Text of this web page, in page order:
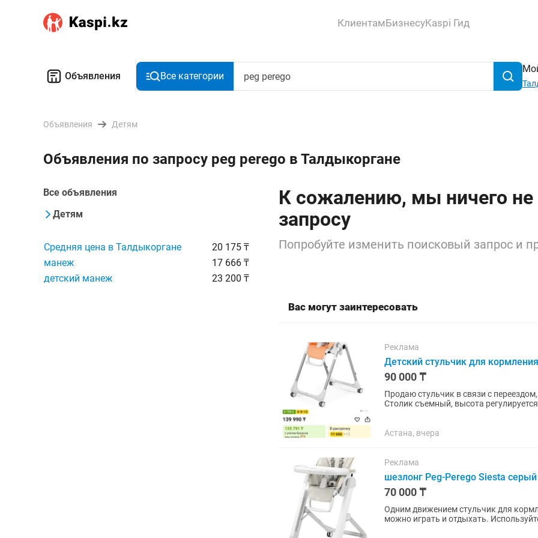
КлиентамБизнесуKaspi Гид
Объявления Все категории
Объявления Детям
Объявления по запросу peg perego в Талдыкоргане
Все объявления
Детям
Средняя цена в Талдыкоргане
20 175 ₸
манеж
17 666 ₸
детский манеж
23 200 ₸
К сожалению, мы ничего
запросу
Попробуйте изменить поисковый запрос и
Вас могут заинтересовать
Реклама
Детский стульчик для
90 000 ₸
Продаю стульчик в связи с
Столик съемный, высота
Астана, вчера
Реклама
шезлонг Peg-Perego Siesta серый
70 000 ₸
Одним движением стульчик для
можно играть и отдыхать.